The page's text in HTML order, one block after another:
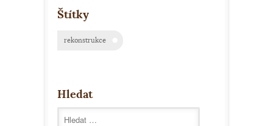
Štítky
rekonstrukce
Hledat